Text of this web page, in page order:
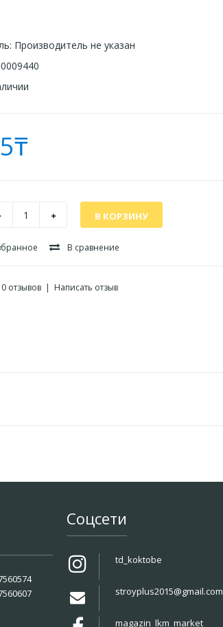
Производитель не указан
В сравнение
0 отзывов | Написать отзыв
Соцсети
td_koktobe
stroyplus2015@gmail.com
magazin_lkm_market